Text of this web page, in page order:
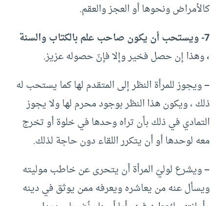
كالأمراض ونحوها أو العجز والعقم.
7- ويستحب أن يكون صاحب علم بالكتاب والسنة
،وهذا إن حصل فخير وإلا فإنّ حصوله عزيز.
–ويجوز للمرأة النظر إلى المتقدم لها كما يستحب له
ذلك ، ويكون هذا النظر بوجود محرم لها ولا يجوز
التمادي في ذلك بأن تراه وحدها في خلوة أو تخرج
معه لوحدها أو أن يتكرر اللقاء دون حاجة لذلك.
–ويشرع لوليّ المرأة أن يتحرى عن خاطب موليته
ويسأل عنه من يعاشره ويعرفه ممن يوثق في دينه